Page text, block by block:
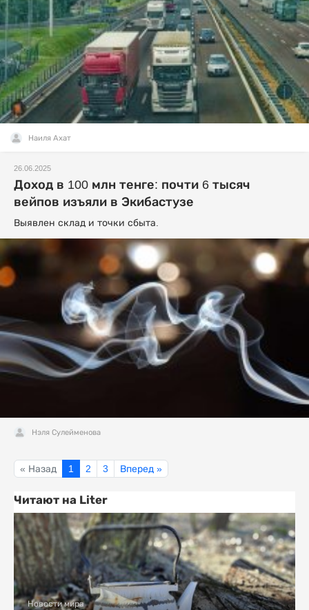
Наиля Ахат
26.06.2025
Доход в 100 млн тенге: почти 6 тысяч
вейпов изъяли в Экибастузе
Выявлен склад и точки сбыта.
Нэля Сулейменова
« Назад 1 2 3 Вперед »
Читают на Liter
Новости мира